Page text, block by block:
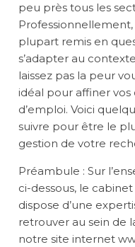
peu près tous les
plupart remis en
s’adapter au
laissez pas la peur
idéal pour affiner
d’emploi. Voici
suivre pour être le
gestion de votre
Préambule : Sur
ci-dessous, le
dispose d’une
retrouver au sein de
notre site internet